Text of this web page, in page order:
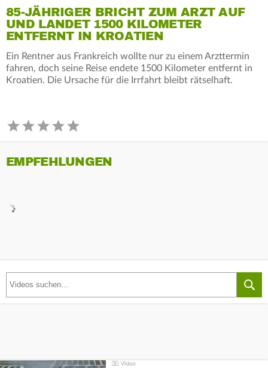
85-JÄHRIGER BRICHT ZUM ARZT AUF
UND LANDET 1500 KILOMETER
ENTFERNT IN KROATIEN
Ein Rentner aus Frankreich wollte nur zu einem Arzttermin
fahren, doch seine Reise endete 1500 Kilometer entfernt in
Kroatien. Die Ursache für die Irrfahrt bleibt rätselhaft.
EMPFEHLUNGEN